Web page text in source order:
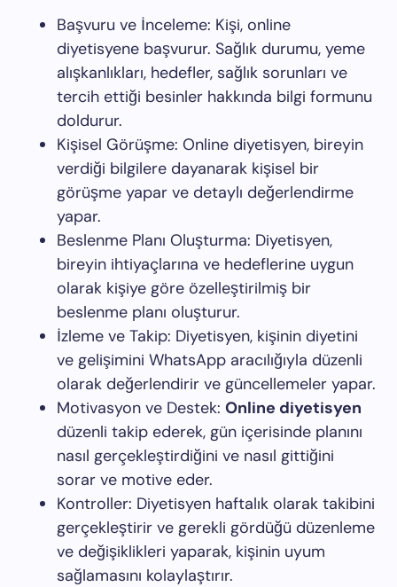
Başvuru ve İnceleme: Kişi, online
diyetisyene başvurur. Sağlık durumu, yeme
alışkanlıkları, hedefler, sağlık sorunları ve
tercih ettiği besinler hakkında bilgi formunu
doldurur.
Kişisel Görüşme: Online diyetisyen, bireyin
verdiği bilgilere dayanarak kişisel bir
görüşme yapar ve detaylı değerlendirme
yapar.
Beslenme Planı Oluşturma: Diyetisyen,
bireyin ihtiyaçlarına ve hedeflerine uygun
olarak kişiye göre özelleştirilmiş bir
beslenme planı oluşturur.
İzleme ve Takip: Diyetisyen, kişinin diyetini
ve gelişimini WhatsApp aracılığıyla düzenli
olarak değerlendirir ve güncellemeler yapar.
Motivasyon ve Destek: Online diyetisyen
düzenli takip ederek, gün içerisinde planını
nasıl gerçekleştirdiğini ve nasıl gittiğini
sorar ve motive eder.
Kontroller: Diyetisyen haftalık olarak takibini
gerçekleştirir ve gerekli gördüğü düzenleme
ve değişiklikleri yaparak, kişinin uyum
sağlamasını kolaylaştırır.